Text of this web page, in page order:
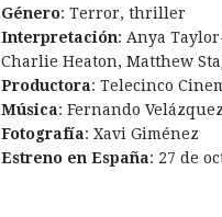
Género: Terror, thriller
Interpretación: Anya
Charlie Heaton, Matthew
Productora: Telecinco
Música: Fernando Velázquez
Fotografía: Xavi Giménez
Estreno en España: 27 de